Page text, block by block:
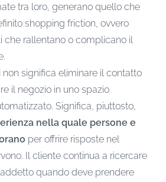
tra loro, generano quello che
shopping friction, ovvero
che rallentano o complicano il
non significa eliminare il contatto
il negozio in uno spazio
Significa, piuttosto,
nella quale persone e
per offrire risposte nel
Il cliente continua a ricercare
quando deve prendere